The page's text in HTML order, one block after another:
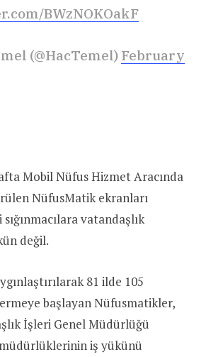
BWzNOKOakF
(@HacTemel) February
Mobil Nüfus Hizmet Aracında
NüfusMatik ekranları
vatandaşlık
değil.
81 ilde 105
başlayan Nüfusmatikler,
İşleri Genel Müdürlüğü
iş yükünü